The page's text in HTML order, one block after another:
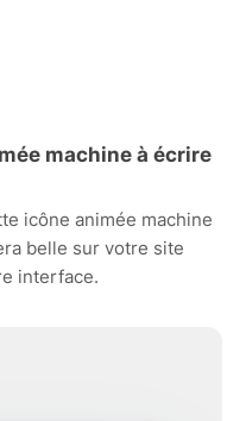
machine à écrire
icône animée machine
belle sur votre site
interface.